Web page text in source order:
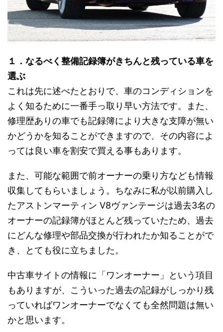
１．なるべく整備記録簿がきちんと残っている車を
選ぶ
これは先に述べたとおりで、車のコンディションを
よく知るために一番手っ取り早い方法です。また、
修理歴ありの車でも記録簿により大きな支障が無い
かどうかを知ることができますので、その内容によ
っては良い車を割安で買える事もあります。
また、可能な範囲で前オーナーの乗り方なども情報
収集してもらいましょう。ちなみに私が以前購入し
たアストンマーティン V8ヴァンテージは過去3名の
オーナーの記録簿がほとんど残っていたため、過去
にどんな修理や部品交換が行われたか知ることがで
き、とても役に立ちました。
中古車サイトの情報に「ワンオーナー」という項目
もありますが、こういった過去の記録がしっかり残
っていればワンオーナーでなくても全然問題は無い
かと思います。